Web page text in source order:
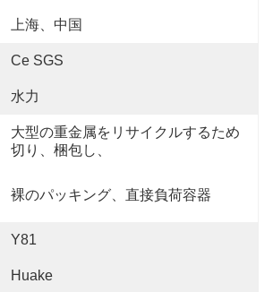
上海、中国
Ce SGS
水力
大型の重金属をリサイクルするため
切り、梱包し、
裸のパッキング、直接負荷容器
Y81
Huake